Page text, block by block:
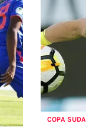
por el mundo
COPA